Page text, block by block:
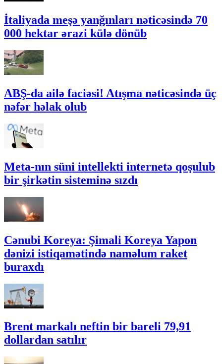
İtaliyada meşə yanğınları nəticəsində 70
000 hektar ərazi külə dönüb
ABŞ-da ailə faciəsi! Atışma nəticəsində üç
nəfər həlak olub
Meta-nın süni intellekti internetə qoşulub
bir şirkətin sisteminə sızdı
Cənubi Koreya: Şimali Koreya Yapon
dənizi istiqamətində naməlum raket
buraxdı
Brent markalı neftin bir bareli 79,91
dollardan satılır